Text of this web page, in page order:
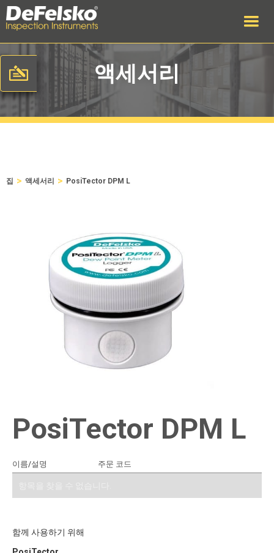
액세서리
집 > 액세서리 > PosiTector DPM L
PosiTector DPM L
이름/설명 주문 코드
함께 사용하기 위해